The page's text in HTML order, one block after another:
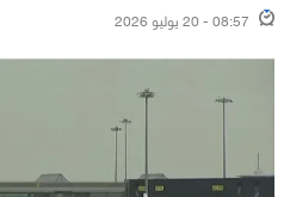
08:57 - 20 يوليو 2026